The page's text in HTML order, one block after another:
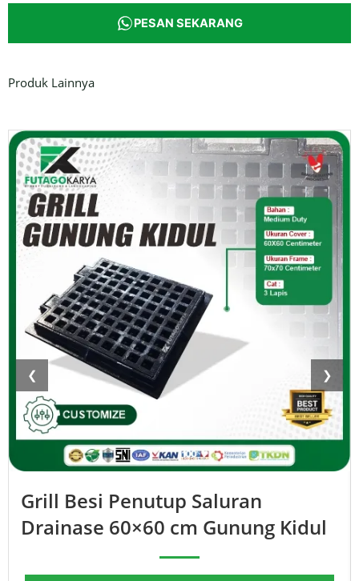
PESAN SEKARANG
Produk Lainnya
❮ ❯
Grill Besi Penutup Saluran
Drainase 60×60 cm Gunung Kidul